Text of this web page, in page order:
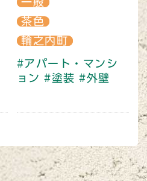
茶色
輪之内町
#アパート・マンシ
ョン #塗装 #外壁